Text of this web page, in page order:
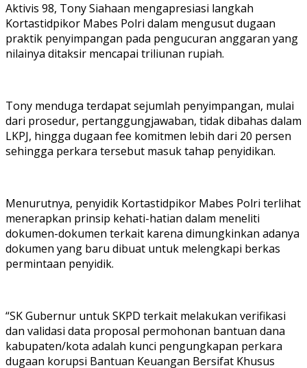
Aktivis 98, Tony Siahaan mengapresiasi langkah
Kortastidpikor Mabes Polri dalam mengusut dugaan
praktik penyimpangan pada pengucuran anggaran yang
nilainya ditaksir mencapai triliunan rupiah.
Tony menduga terdapat sejumlah penyimpangan, mulai
dari prosedur, pertanggungjawaban, tidak dibahas dalam
LKPJ, hingga dugaan fee komitmen lebih dari 20 persen
sehingga perkara tersebut masuk tahap penyidikan.
Menurutnya, penyidik Kortastidpikor Mabes Polri terlihat
menerapkan prinsip kehati-hatian dalam meneliti
dokumen-dokumen terkait karena dimungkinkan adanya
dokumen yang baru dibuat untuk melengkapi berkas
permintaan penyidik.
“SK Gubernur untuk SKPD terkait melakukan verifikasi
dan validasi data proposal permohonan bantuan dana
kabupaten/kota adalah kunci pengungkapan perkara
dugaan korupsi Bantuan Keuangan Bersifat Khusus